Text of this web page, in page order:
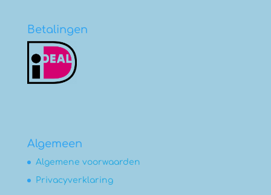
Betalingen
Algemeen
Algemene voorwaarden
Privacyverklaring